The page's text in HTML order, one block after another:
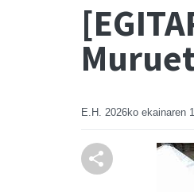
E.H. 2026ko ekainaren